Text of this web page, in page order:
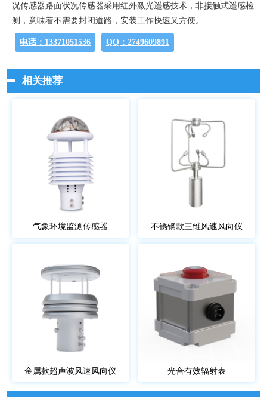
况传感器路面状况传感器采用红外激光遥感技术，非接触式遥感检
测，意味着不需要封闭道路，安装工作快速又方便。
电话：13371051536 QQ：2749609891
相关推荐
气象环境监测传感器 不锈钢款三维风速风向仪
金属款超声波风速风向仪 光合有效辐射表